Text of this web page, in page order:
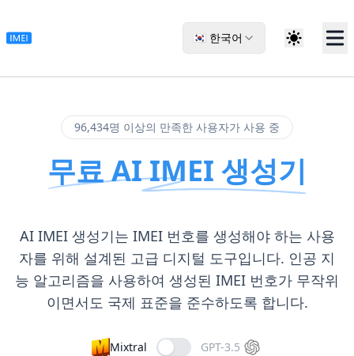
🇰🇷 한국어
96,434명 이상의 만족한 사용자가 사용 중
무료 AI IMEI 생성기
AI IMEI 생성기는 IMEI 번호를 생성해야 하는 사용
자를 위해 설계된 고급 디지털 도구입니다. 인공 지
능 알고리즘을 사용하여 생성된 IMEI 번호가 무작위
이면서도 국제 표준을 준수하도록 합니다.
Mixtral GPT-3.5